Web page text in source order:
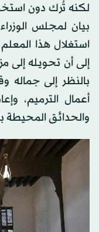
بيان لمجلس
استغلال هذا
إلى أن تحويله إلى
بالنظر إلى جماله
أعمال الترميم،
والحدائق المحيطة